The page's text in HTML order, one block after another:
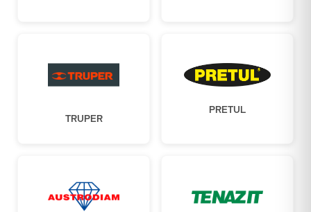
TRUPER
PRETUL